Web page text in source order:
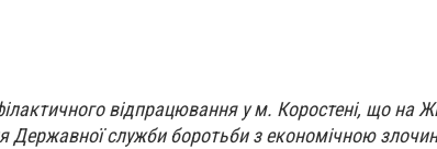
відпрацювання у м. Коростені, що на
Державної служби боротьби з економічною